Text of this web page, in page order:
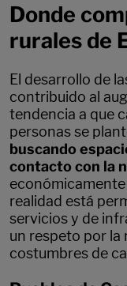
Donde
rurales de
El desarrollo de
contribuido al
tendencia a que
personas se
buscando
contacto con la
realidad está
servicios y de
un respeto por la
costumbres de